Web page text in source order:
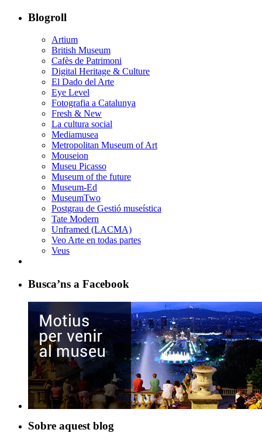
Blogroll
Artium
British Museum
Cafès de Patrimoni
Digital Heritage & Culture
El Dado del Arte
Eye Level
Fotografia a Catalunya
Fresh & New
La cultura social
Mediamusea
Metropolitan Museum of Art
Mouseion
Museu Picasso
Museum of the future
Museum-Ed
MuseumTwo
Postgrau de Gestió museística
Tate Modern
Unframed (LACMA)
Veo Arte en todas partes
Veus
Busca’ns a Facebook
Sobre aquest blog